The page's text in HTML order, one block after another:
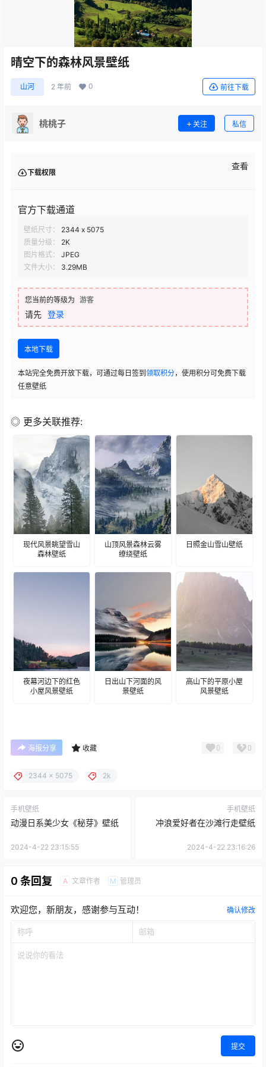
晴空下的森林风景壁纸
山河 2 年前 0 前往下载
桃桃子 关注 私信
下载权限
查看
官方下载通道
壁纸尺寸：
2344 x 5075
质量分级：
2K
图片格式：
JPEG
文件大小：
3.29MB
您当前的等级为 游客
请先 登录
本地下载
本站完全免费开放下载，可通过每日签到 领取积分，使用积分可免费下载
任意壁纸
◎ 更多关联推荐:
现代风景眺望雪山
森林壁纸
山顶风景森林云雾
缭绕壁纸
日照金山雪山壁纸
夜幕河边下的红色
小屋风景壁纸
日出山下河面的风
景壁纸
高山下的平原小屋
风景壁纸
海报分享 收藏 0 0
2344 x 5075 2k
手机壁纸
动漫日系美少女《秘芽》壁纸
2024-4-22 23:15:55
手机壁纸
冲浪爱好者在沙滩行走壁纸
2024-4-22 23:16:26
0 条回复 A 文章作者 M 管理员
欢迎您，新朋友，感谢参与互动！ 确认修改
提交